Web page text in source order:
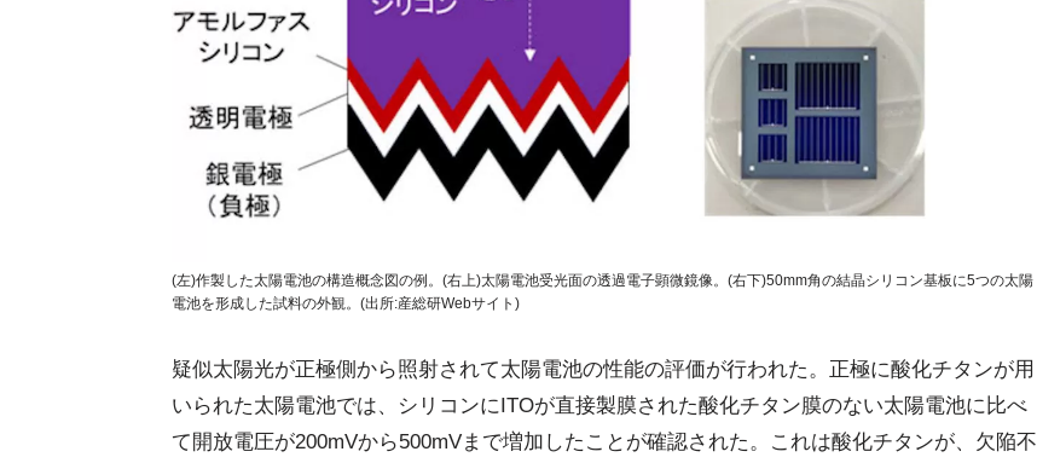
(左)作製した太陽電池の構造概念図の例。(右上)太陽電池受光面の透過電子顕微鏡像。(右下)50mm角の結晶シリコン基板に5つの太陽
電池を形成した試料の外観。(出所:産総研Webサイト)
疑似太陽光が正極側から照射されて太陽電池の性能の評価が行われた。正極に酸化チタンが用
いられた太陽電池では、シリコンにITOが直接製膜された酸化チタン膜のない太陽電池に比べ
て開放電圧が200mVから500mVまで増加したことが確認された。これは酸化チタンが、欠陥不